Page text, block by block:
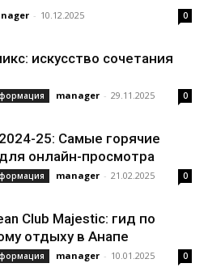
- 10.12.2025 0
искусство сочетания
manager - 29.11.2025 0
25: Самые горячие
онлайн-просмотра
manager - 21.02.2025 0
Club Majestic: гид по
отдыху в Анапе
manager - 10.01.2025 0